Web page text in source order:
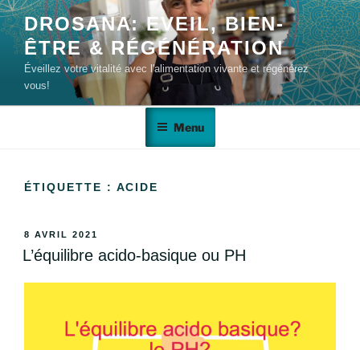
DROSANA: EVEIL, BIEN-
ÊTRE & RÉGÉNÉRATION
Éveillez votre vitalité avec l'alimentation vivante et régénérez
vous!
Menu
ÉTIQUETTE : ACIDE
8 AVRIL 2021
L’équilibre acido-basique ou PH